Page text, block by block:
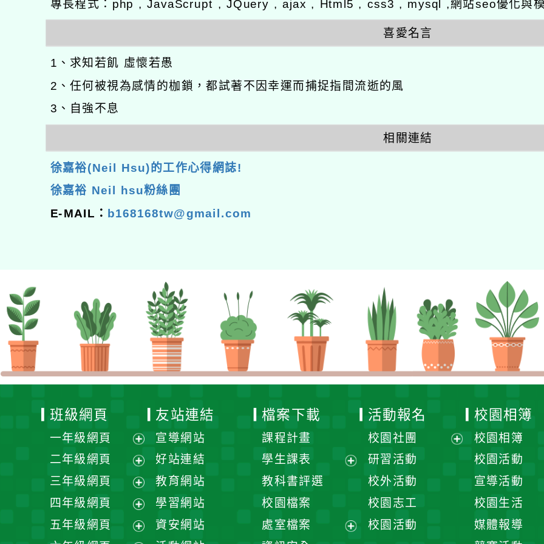
專長程式：php , JavaScrupt , JQuery , ajax , Html5 , css3 , mysql ,網站seo優化與模
喜愛名言
1、求知若飢 虛懷若愚
2、任何被視為感情的枷鎖，都試著不因幸運而捕捉指間流逝的風
3、自強不息
相關連結
徐嘉裕(Neil Hsu)的工作心得網誌!
徐嘉裕 Neil hsu粉絲團
E-MAIL： b168168tw@gmail.com
班級網頁
一年級網頁
展
選
單
二年級網頁
展
選
單
三年級網頁
展
選
四年級網頁
展
五年級網頁
友站連結
宣導網站
好站連結
教育網站
學習網站
資安網站
檔案下載
課程計畫
學生課表
單
教科書評選
校園檔案
處室檔案
活動報名
校園社團
研習活動
校外活動
校園志工
校園活動
校園相簿
校園相簿
校園活動
宣導活動
校園生活
媒體報導